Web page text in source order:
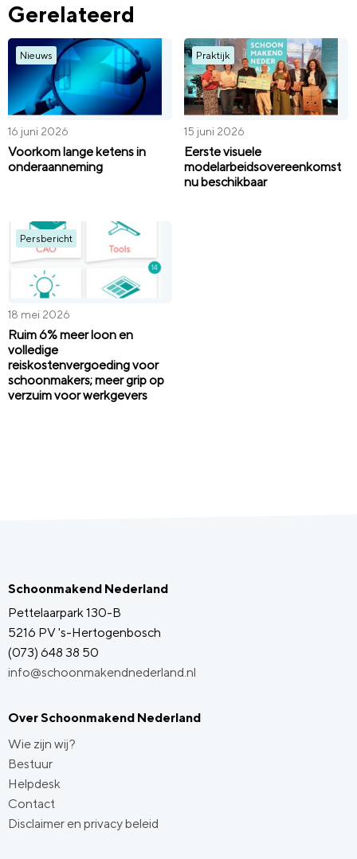
Gerelateerd
Nieuws
16 juni 2026
Voorkom lange ketens in
onderaanneming
Praktijk
15 juni 2026
Eerste visuele
modelarbeidsovereenkomst
nu beschikbaar
Persbericht
18 mei 2026
Ruim 6% meer loon en
volledige
reiskostenvergoeding voor
schoonmakers; meer grip op
verzuim voor werkgevers
Schoonmakend Nederland
Pettelaarpark 130-B
5216 PV 's-Hertogenbosch
(073) 648 38 50
info@schoonmakendnederland.nl
Over Schoonmakend Nederland
Wie zijn wij?
Bestuur
Helpdesk
Contact
Disclaimer en privacy beleid